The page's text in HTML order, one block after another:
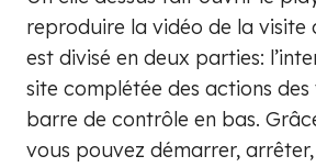
reproduire la vidéo de la visite
est divisé en deux parties:
site complétée des actions
barre de contrôle en bas.
vous pouvez démarrer,